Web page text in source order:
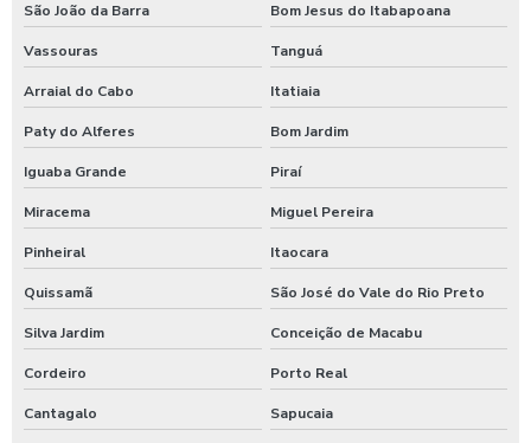
Lavadora de caminhão
Lavadora de ônibus
Lavagem automática de veículos
Lavagem de caminhão
Lavagem de caminhão equipamentos
Lavagem de caminhão de lixo
Lavagem de caminhão preço
São João da Barra Bom Jesus do Itabapoana
Vassouras Tanguá
Arraial do Cabo Itatiaia
Paty do Alferes Bom Jardim
Iguaba Grande Piraí
Miracema Miguel Pereira
Pinheiral Itaocara
Quissamã São José do Vale do Rio Preto
Silva Jardim Conceição de Macabu
Cordeiro Porto Real
Cantagalo Sapucaia